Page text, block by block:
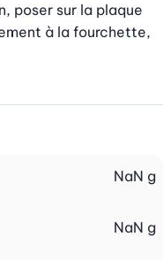
poser sur la plaque
à la fourchette,
NaN g
NaN g